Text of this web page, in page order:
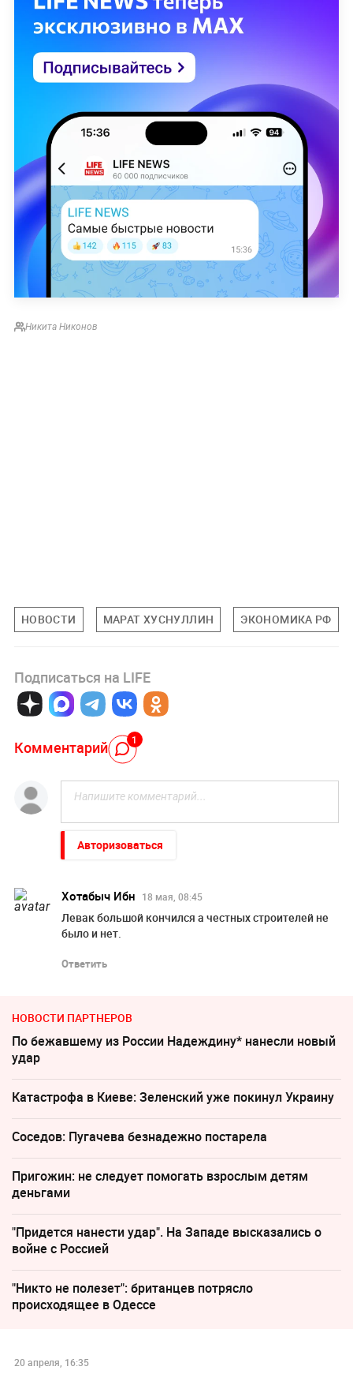
Никита Никонов
НОВОСТИ МАРАТ ХУСНУЛЛИН ЭКОНОМИКА РФ
Подписаться на LIFE
Комментарий 1
Авторизоваться
Хотабыч Ибн 18 мая, 08:45
Левак большой кончился а честных строителей не
было и нет.
Ответить
НОВОСТИ ПАРТНЕРОВ
По бежавшему из России Надеждину* нанесли новый
удар
Катастрофа в Киеве: Зеленский уже покинул Украину
Соседов: Пугачева безнадежно постарела
Пригожин: не следует помогать взрослым детям
деньгами
"Придется нанести удар". На Западе высказались о
войне с Россией
"Никто не полезет": британцев потрясло
происходящее в Одессе
20 апреля, 16:35